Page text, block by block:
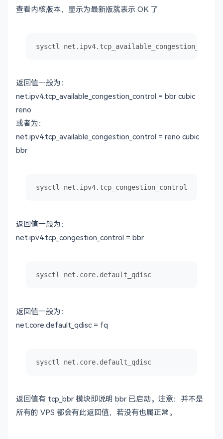
查看内核版本，显示为最新版就表示 OK 了
sysctl
返回值一般为：
net.ipv4.tcp_available_congestion_control = bbr cubic
reno
或者为：
net.ipv4.tcp_available_congestion_control = reno cubic
bbr
sysctl net.ipv4.tcp_congestion_control
返回值一般为：
net.ipv4.tcp_congestion_control = bbr
sysctl net.core.default_qdisc
返回值一般为：
net.core.default_qdisc = fq
sysctl net.core.default_qdisc
返回值有 tcp_bbr 模块即说明 bbr 已启动。注意：并不是
所有的 VPS 都会有此返回值，若没有也属正常。